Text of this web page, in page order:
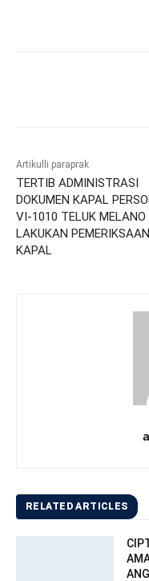
Artikulli paraprak
TERTIB ADMINISTRASI
DOKUMEN KAPAL
VI-1010 TELUK MELANO
LAKUKAN PEMERIKSAAN
KAPAL
RELATED ARTICLES